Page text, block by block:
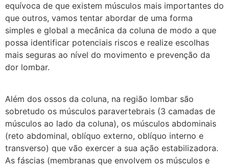
equívoca de que existem músculos mais importantes do
que outros, vamos tentar abordar de uma forma
simples e global a mecânica da coluna de modo a que
possa identificar potenciais riscos e realize escolhas
mais seguras ao nível do movimento e prevenção da
dor lombar.
Além dos ossos da coluna, na região lombar são
sobretudo os músculos paravertebrais (3 camadas de
músculos ao lado da coluna), os músculos abdominais
(reto abdominal, oblíquo externo, oblíquo interno e
transverso) que vão exercer a sua ação estabilizadora.
As fáscias (membranas que envolvem os músculos e